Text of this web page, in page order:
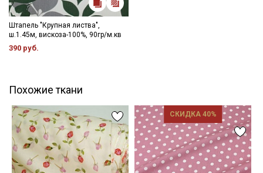
Штапель "Крупная листва",
ш.1.45м, вискоза-100%, 90гр/м.кв
390 руб.
Похожие ткани
СКИДКА 40%